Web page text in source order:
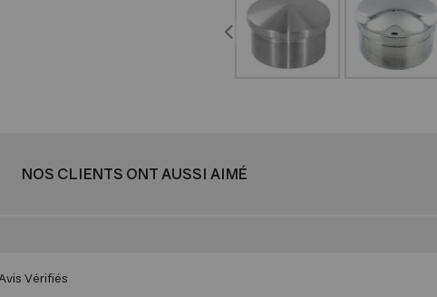
NOS CLIENTS ONT AUSSI AIMÉ
Vérifiés